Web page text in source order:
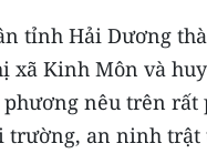
tỉnh Hải Dương
xã Kinh Môn và
nêu trên
trường, an ninh trật